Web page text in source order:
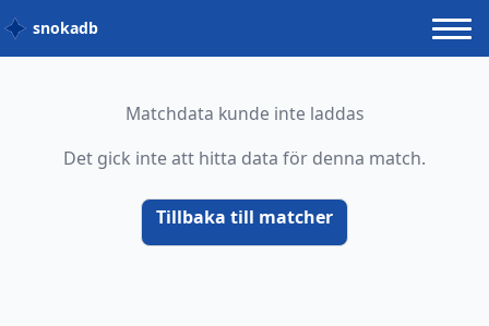
snokadb
Matchdata kunde inte laddas
Det gick inte att hitta data för denna match.
Tillbaka till matcher